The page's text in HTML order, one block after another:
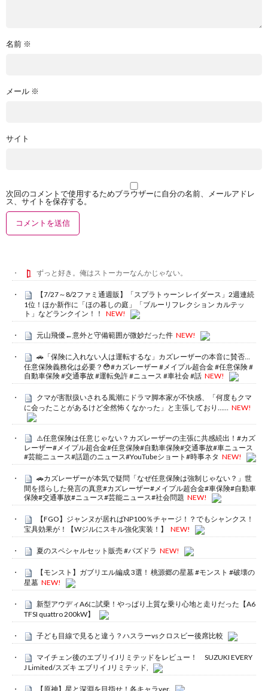
名前 ※
メール ※
サイト
次回のコメントで使用するためブラウザーに自分の名前、メールアドレ
ス、サイトを保存する。
ずっと好き。俺はストーカーなんかじゃない。
【7/27～8/2ファミ通週販】「スプラトゥーン レイダース」2週連続
1位！ほか新作に「ほの暮しの庭」「ブルーリフレクション カルテッ
ト」などランクイン！！
NEW!
元山飛優←意外と守備範囲が微妙だった件 NEW!
🚗「保険に入れない人は運転するな」カズレーザーの本音に賛否…
任意保険義務化は必要？😳#カズレーザー #メイプル超合金 #任意保険 #
自動車保険 #交通事故 #運転免許 #ニュース #車社会 #話 NEW!
クマが害獣扱いされる風潮にドラマ脚本家が不快感、「何度もクマ
に会ったことがあるけど全然怖くなかった」と主張しており……
NEW!
⚠️任意保険は任意じゃない？カズレーザーの主張に共感続出！#カズ
レーザー#メイプル超合金#任意保険#自動車保険#交通事故#車ニュース
#芸能ニュース#話題のニュース#YouTubeショート#時事ネタ NEW!
🚗カズレーザーが本気で疑問「なぜ任意保険は強制じゃない？」世
間を揺らした発言の真意#カズレーザー#メイプル超合金#車保険#自動車
保険#交通事故#ニュース#芸能ニュース#社会問題 NEW!
【FGO】ジャンヌが居ればNP100％チャージ！？でもシャンクス！
宝具効果が！【Wジルにスキル強化実装！】
NEW!
夏のスペシャルセット販売 #パズドラ NEW!
【モンスト】ガブリエル編成 3選！ 桃源郷の星墓 #モンスト #破壊の
星墓 NEW!
新型アウディA6に試乗！やっぱり上質な乗り心地と走りだった【A6
TFSI quattro 200kW】
子ども目線で見ると違う？ハスラーvsクロスビー後席比較
マイチェン後のエブリイJリミテッドをレビュー！ SUZUKI EVERY
J Limited/スズキ エブリイ Jリミテッド,
【原神】星と深淵を目指せ！各キャラver.